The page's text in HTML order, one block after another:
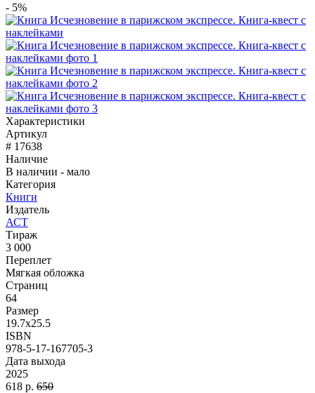
- 5%
Характеристики
Артикул
# 17638
Наличие
В наличии - мало
Категория
Книги
Издатель
АСТ
Тираж
3 000
Переплет
Мягкая обложка
Страниц
64
Размер
19.7x25.5
ISBN
978-5-17-167705-3
Дата выхода
2025
618 р. 650